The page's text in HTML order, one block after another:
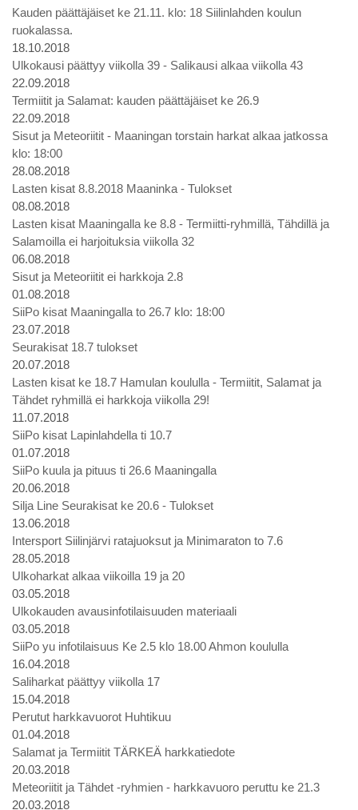
Kauden päättäjäiset ke 21.11. klo: 18 Siilinlahden koulun
ruokalassa.
18.10.2018
Ulkokausi päättyy viikolla 39 - Salikausi alkaa viikolla 43
22.09.2018
Termiitit ja Salamat: kauden päättäjäiset ke 26.9
22.09.2018
Sisut ja Meteoriitit - Maaningan torstain harkat alkaa jatkossa
klo: 18:00
28.08.2018
Lasten kisat 8.8.2018 Maaninka - Tulokset
08.08.2018
Lasten kisat Maaningalla ke 8.8 - Termiitti-ryhmillä, Tähdillä ja
Salamoilla ei harjoituksia viikolla 32
06.08.2018
Sisut ja Meteoriitit ei harkkoja 2.8
01.08.2018
SiiPo kisat Maaningalla to 26.7 klo: 18:00
23.07.2018
Seurakisat 18.7 tulokset
20.07.2018
Lasten kisat ke 18.7 Hamulan koululla - Termiitit, Salamat ja
Tähdet ryhmillä ei harkkoja viikolla 29!
11.07.2018
SiiPo kisat Lapinlahdella ti 10.7
01.07.2018
SiiPo kuula ja pituus ti 26.6 Maaningalla
20.06.2018
Silja Line Seurakisat ke 20.6 - Tulokset
13.06.2018
Intersport Siilinjärvi ratajuoksut ja Minimaraton to 7.6
28.05.2018
Ulkoharkat alkaa viikoilla 19 ja 20
03.05.2018
Ulkokauden avausinfotilaisuuden materiaali
03.05.2018
SiiPo yu infotilaisuus Ke 2.5 klo 18.00 Ahmon koululla
16.04.2018
Saliharkat päättyy viikolla 17
15.04.2018
Perutut harkkavuorot Huhtikuu
01.04.2018
Salamat ja Termiitit TÄRKEÄ harkkatiedote
20.03.2018
Meteoriitit ja Tähdet -ryhmien - harkkavuoro peruttu ke 21.3
20.03.2018